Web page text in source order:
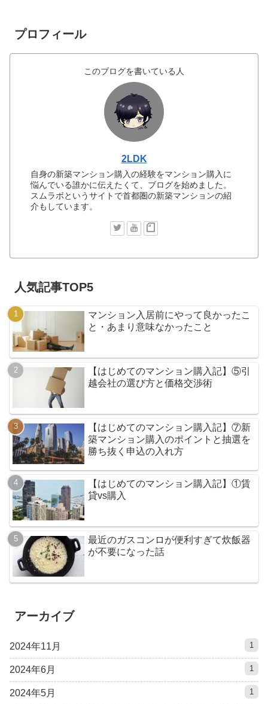
プロフィール
このブログを書いている人
2LDK
自身の新築マンション購入の経験をマンション購入に
悩んでいる誰かに伝えたくて、ブログを始めました。
スムラボというサイトで首都圏の新築マンションの紹
介もしています。
人気記事TOP5
マンション入居前にやって良かったこ
と・あまり意味なかったこと
【はじめてのマンション購入記】⑤引
越会社の選び方と価格交渉術
【はじめてのマンション購入記】⑦新
築マンション購入のポイントと抽選を
勝ち抜く申込の入れ方
【はじめてのマンション購入記】①賃
貸vs購入
最近のガスコンロが便利すぎて炊飯器
が不要になった話
アーカイブ
2024年11月 1
2024年6月 1
2024年5月 1